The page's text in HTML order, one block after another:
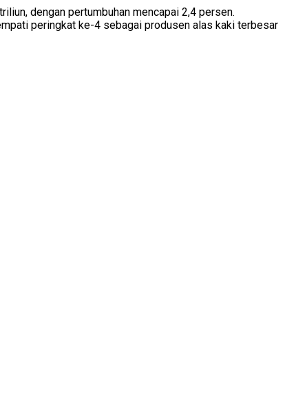
dengan pertumbuhan mencapai 2,4 persen.
peringkat ke-4 sebagai produsen alas kaki terbesar